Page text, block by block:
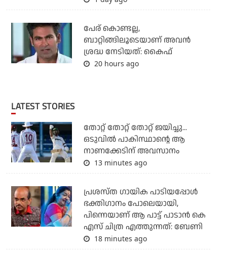
പേര് കൊണ്ടല്ല,
ബാറ്റിങ്ങിലൂടെയാണ് അവൻ
ശ്രദ്ധ നേടിയത്: കൈഫ്
20 hours ago
LATEST STORIES
തോറ്റ് തോറ്റ് തോറ്റ് ജയിച്ചു...
ഒടുവില്‍ പാകിസ്ഥാന്റെ ആ
നാണക്കേടിന് അവസാനം
13 minutes ago
പ്രശസ്ത ഗായിക പാടിയപ്പോൾ
ഭക്തിഗാനം പോലെയായി,
പിന്നെയാണ് ആ പാട്ട് പാടാൻ കെ
എസ് ചിത്ര എത്തുന്നത്: ബേണി
18 minutes ago